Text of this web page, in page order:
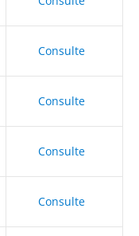
Consulte
Consulte
Consulte
Consulte